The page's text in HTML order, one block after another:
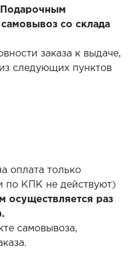
со склада
заказа к выдаче,
следующих пунктов
оплата только
по КПК не действуют)
осуществляется раз
самовывоза,